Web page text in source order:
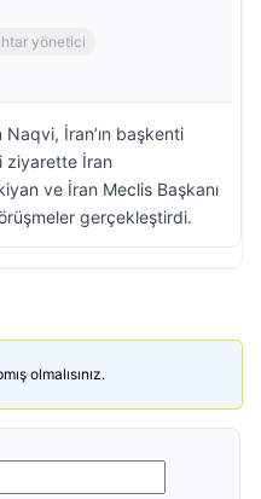
yönetici
İran’ın başkenti
ziyarette İran
ve İran Meclis Başkanı
gerçekleştirdi.
olmalısınız.